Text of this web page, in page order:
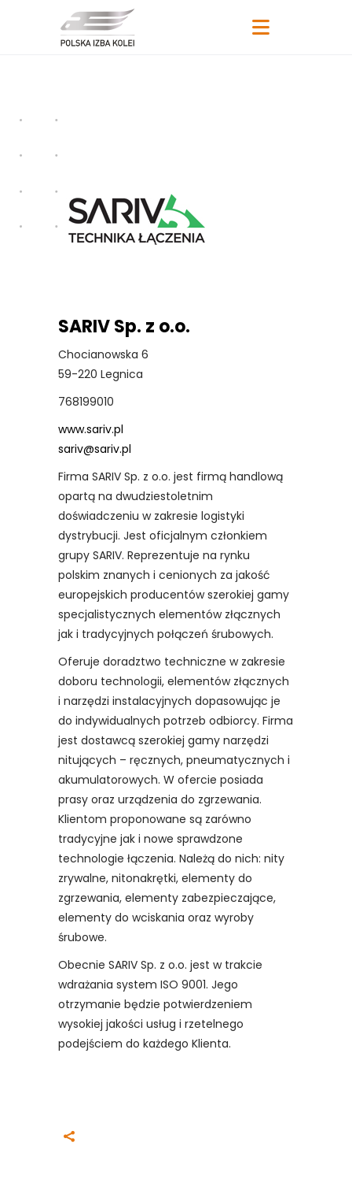
SARIV Sp. z o.o.
Chocianowska 6
59-220 Legnica
768199010
www.sariv.pl
sariv@sariv.pl
Firma SARIV Sp. z o.o. jest firmą handlową
opartą na dwudziestoletnim
doświadczeniu w zakresie logistyki
dystrybucji. Jest oficjalnym członkiem
grupy SARIV. Reprezentuje na rynku
polskim znanych i cenionych za jakość
europejskich producentów szerokiej gamy
specjalistycznych elementów złącznych
jak i tradycyjnych połączeń śrubowych.
Oferuje doradztwo techniczne w zakresie
doboru technologii, elementów złącznych
i narzędzi instalacyjnych dopasowując je
do indywidualnych potrzeb odbiorcy. Firma
jest dostawcą szerokiej gamy narzędzi
nitujących – ręcznych, pneumatycznych i
akumulatorowych. W ofercie posiada
prasy oraz urządzenia do zgrzewania.
Klientom proponowane są zarówno
tradycyjne jak i nowe sprawdzone
technologie łączenia. Należą do nich: nity
zrywalne, nitonakrętki, elementy do
zgrzewania, elementy zabezpieczające,
elementy do wciskania oraz wyroby
śrubowe.
Obecnie SARIV Sp. z o.o. jest w trakcie
wdrażania system ISO 9001. Jego
otrzymanie będzie potwierdzeniem
wysokiej jakości usług i rzetelnego
podejściem do każdego Klienta.